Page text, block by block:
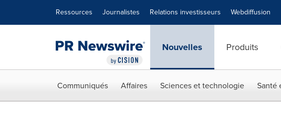
Ressources Journalistes Relations investisseurs Webdiffusion
Nouvelles Produits
Communiqués Affaires Sciences et technologie Santé